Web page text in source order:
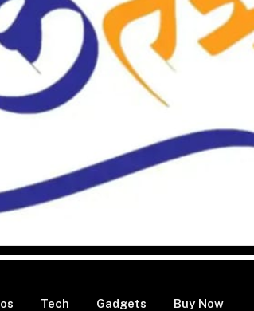
Tech Gadgets Buy Now